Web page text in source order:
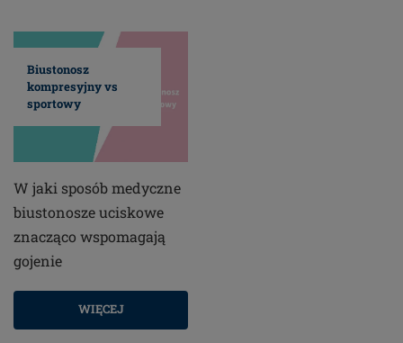
Biustonosz
kompresyjny vs
sportowy
W jaki sposób medyczne
biustonosze uciskowe
znacząco wspomagają
gojenie
WIĘCEJ